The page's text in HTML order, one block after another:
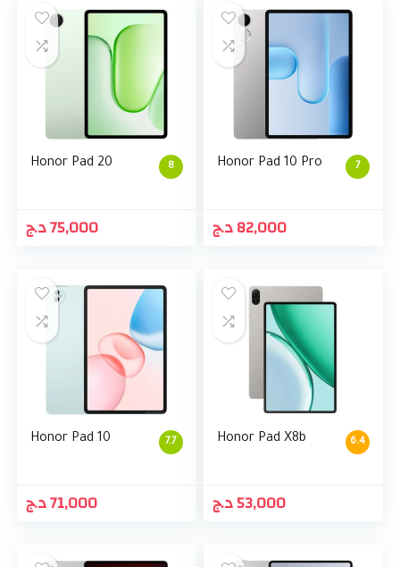
8
Honor Pad 20
75,000د.ج
7
Honor Pad 10 Pro
82,000د.ج
7.7
Honor Pad 10
71,000د.ج
6.4
Honor Pad X8b
53,000د.ج